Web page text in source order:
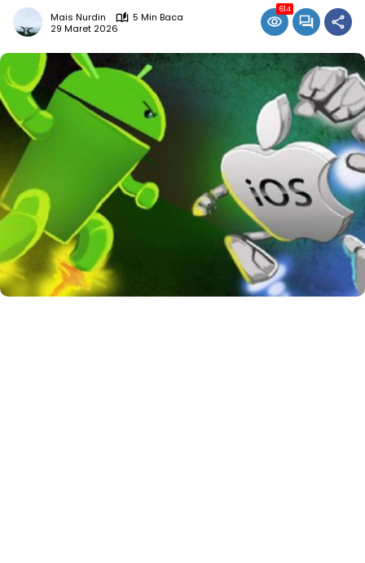
Mais Nurdin
5 Min Baca
29 Maret 2026
614